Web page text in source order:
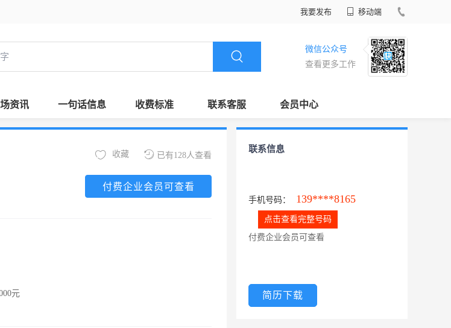
我要发布 移动端
微信公众号
查看更多工作
资讯 一句话信息 收费标准 联系客服 会员中心
已有128人查看
收藏
付费企业会员可查看
元
联系信息
手机号码： 139****8165
点击查看完整号码
付费企业会员可查看
简历下载